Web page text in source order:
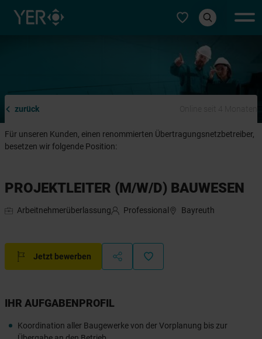
Typ auswählen
zurück
Für unseren Kunden, einen renommierten Übertragungsnetzbetreiber,
besetzen wir folgende Position:
PROJEKTLEITER (M/W/D) BAUWESEN
Arbeitnehmerüberlassung Professional Bayreuth
Jetzt bewerben
IHR AUFGABENPROFIL
Koordination aller Baugewerke von der Vorplanung bis zur